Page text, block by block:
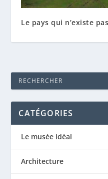
Le pays qui n’existe
CATÉGORIES
Le musée idéal
Architecture